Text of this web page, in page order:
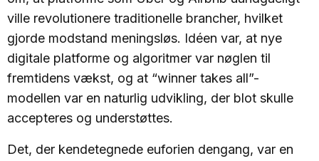
ville revolutionere traditionelle brancher, hvilket
gjorde modstand meningsløs. Idéen var, at nye
digitale platforme og algoritmer var nøglen til
fremtidens vækst, og at “winner takes all”-
modellen var en naturlig udvikling, der blot skulle
accepteres og understøttes.
Det, der kendetegnede euforien dengang, var en